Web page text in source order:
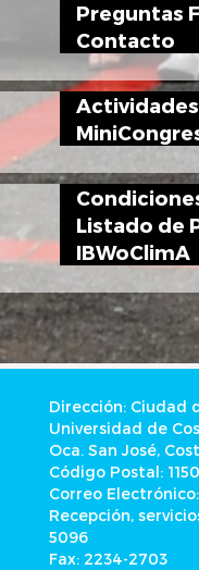
Preguntas
Contacto
Actividades
Listado de
IBWoClimA
Dirección: Ciudad
Universidad de
Oca. San José,
Código Postal:
Correo
Recepción,
5096
Fax: 2234-2703